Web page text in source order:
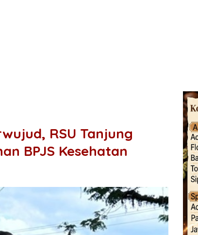
RSU Tanjung
BPJS Kesehatan